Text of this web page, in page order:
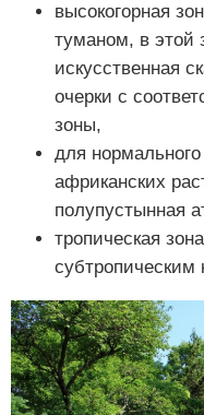
высокогорная
туманом, в этой
искусственная
очерки с
зоны,
для нормального
африканских
полупустынная
тропическая
субтропическим